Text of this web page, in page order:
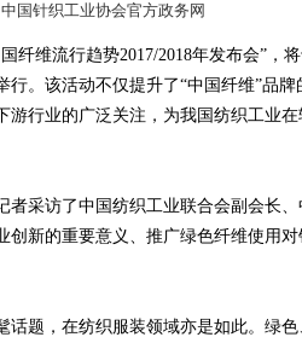
中国针织工业协会官方政务网
维流行趋势2017/2018年发布会”，将
行。该活动不仅提升了“中国纤维”品
游行业的广泛关注，为我国纺织工业
采访了中国纺织工业联合会副会长、
创新的重要意义、推广绿色纤维使用
题，在纺织服装领域亦是如此。绿色